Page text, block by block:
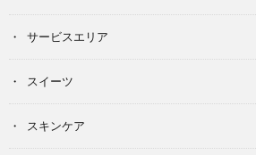
サービスエリア
スイーツ
スキンケア